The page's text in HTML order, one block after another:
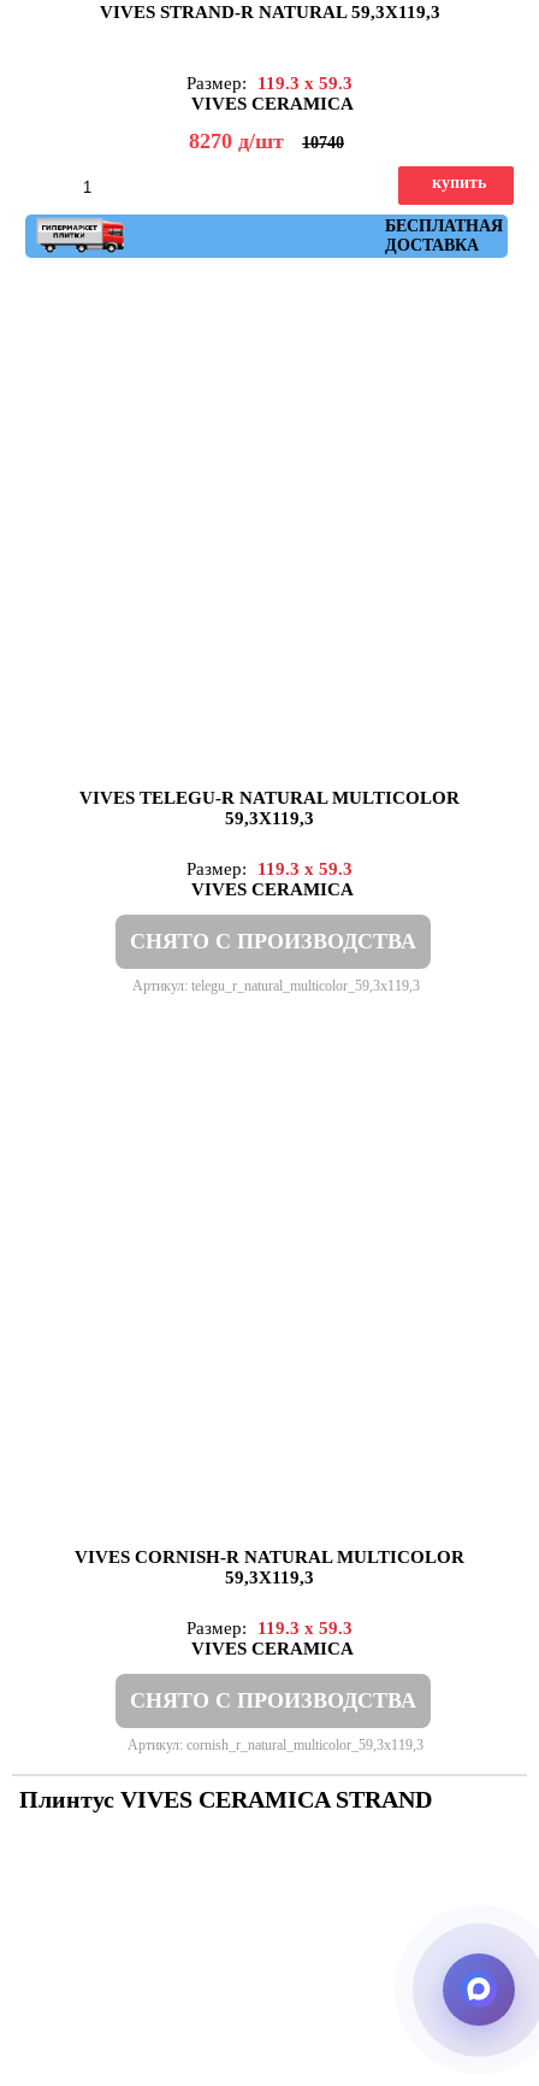
VIVES STRAND-R NATURAL 59,3X119,3
Размер:
119.3 x 59.3
VIVES CERAMICA
8270 д/шт 10740
БЕСПЛАТНАЯ
ДОСТАВКА
купить
Артикул: strand_r_natural_59,3x119,3
VIVES TELEGU-R NATURAL MULTICOLOR
59,3X119,3
Размер:
119.3 x 59.3
VIVES CERAMICA
СНЯТО С ПРОИЗВОДСТВА
Артикул: telegu_r_natural_multicolor_59,3x119,3
VIVES CORNISH-R NATURAL MULTICOLOR
59,3X119,3
Размер:
119.3 x 59.3
VIVES CERAMICA
СНЯТО С ПРОИЗВОДСТВА
Артикул: cornish_r_natural_multicolor_59,3x119,3
Плинтус VIVES CERAMICA STRAND